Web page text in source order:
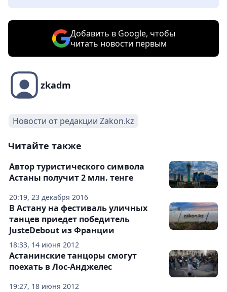
Добавить в Google, чтобы
читать новости первым
zkadm
Новости от редакции Zakon.kz
Читайте также
20:19, 23 декабря 2016
Автор туристического символа
Астаны получит 2 млн. тенге
18:33, 14 июня 2012
В Астану на фестиваль уличных
танцев приедет победитель
JusteDebout из Франции
19:27, 18 июня 2012
Астанинские танцоры смогут
поехать в Лос-Анджелес